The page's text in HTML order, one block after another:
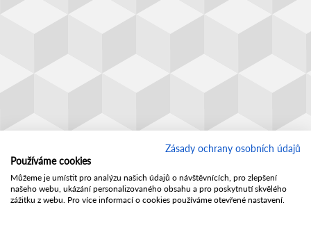
Zásady ochrany osobních údajů
Používáme cookies
Můžeme je umístit pro analýzu našich údajů o návštěvnících, pro zlepšení
našeho webu, ukázání personalizovaného obsahu a pro poskytnutí skvělého
zážitku z webu. Pro více informací o cookies používáme otevřené nastavení.